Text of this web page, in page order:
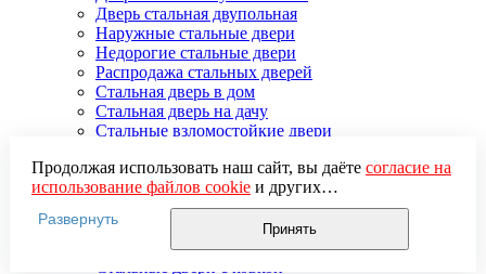
Дверь стальная двупольная
Наружные стальные двери
Недорогие стальные двери
Распродажа стальных дверей
Стальная дверь в дом
Стальная дверь на дачу
Стальные взломостойкие двери
Стальные двери в подъезд
Стальные двери внутреннего открывания
Стальные двери массив
Стальные двери мдф
Стальные двери с зеркалом
Продолжая использовать наш сайт, вы даёте согласие на
использование файлов cookieи других
пользовательских данных (включая IP-адрес, сведения о
местоположении, устройстве, действиях на сайте и т. п.)
для функционирования сайта, проведения
Развернуть
Принять